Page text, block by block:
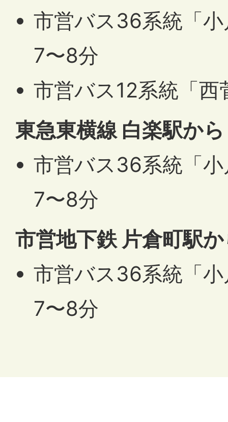
市営バス36系統「
7〜8分
市営バス12系統「西
東急東横線 白楽駅から
市営バス36系統「
7〜8分
市営地下鉄 片倉町駅
市営バス36系統「
7〜8分